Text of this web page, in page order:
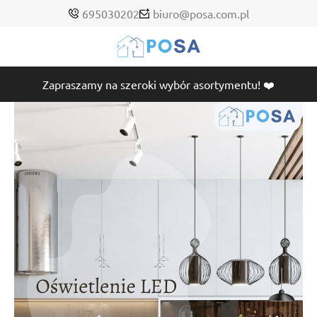
695030202 biuro@posa.com.pl
Zapraszamy na szeroki wybór asortymentu! ❤️